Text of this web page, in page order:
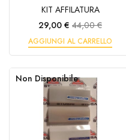
KIT AFFILATURA
Prezzo
29,00 € Prezzo
base
44,00 €
AGGIUNGI AL CARRELLO
Non Disponibile